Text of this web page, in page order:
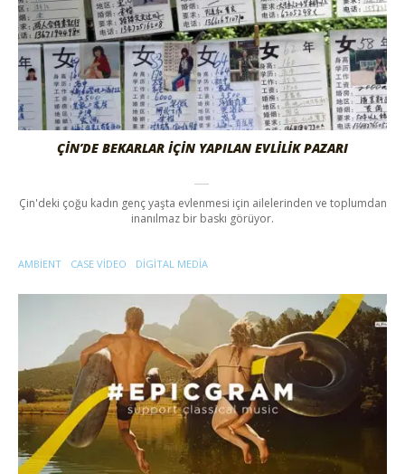
ÇİN’DE BEKARLAR İÇİN YAPILAN EVLİLİK PAZARI
Çin'deki çoğu kadın genç yaşta evlenmesi için ailelerinden ve toplumdan
inanılmaz bir baskı görüyor.
AMBIENT CASE VIDEO DIGITAL MEDIA